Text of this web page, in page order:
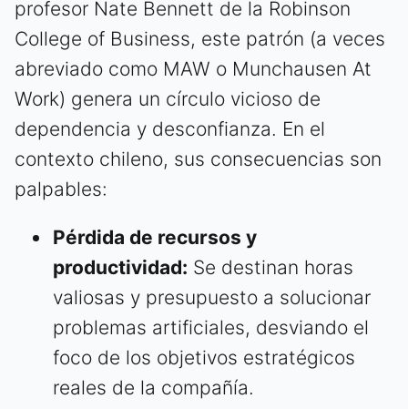
profesor Nate Bennett de la Robinson
College of Business, este patrón (a veces
abreviado como MAW o Munchausen At
Work) genera un círculo vicioso de
dependencia y desconfianza. En el
contexto chileno, sus consecuencias son
palpables:
Pérdida de recursos y
productividad: Se destinan horas
valiosas y presupuesto a solucionar
problemas artificiales, desviando el
foco de los objetivos estratégicos
reales de la compañía.